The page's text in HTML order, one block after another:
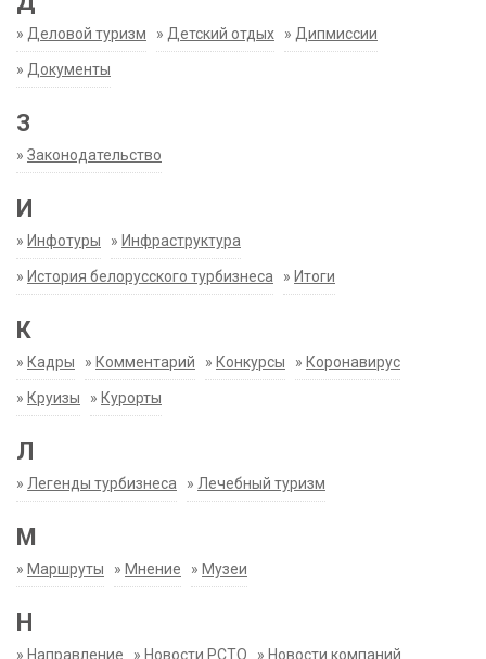
» Деловой туризм » Детский отдых » Дипмиссии
» Документы
З
» Законодательство
И
» Инфотуры » Инфраструктура
» История белорусского турбизнеса » Итоги
К
» Кадры » Комментарий » Конкурсы » Коронавирус
» Круизы » Курорты
Л
» Легенды турбизнеса » Лечебный туризм
М
» Маршруты » Мнение » Музеи
Н
» Направление » Новости РСТО » Новости компаний